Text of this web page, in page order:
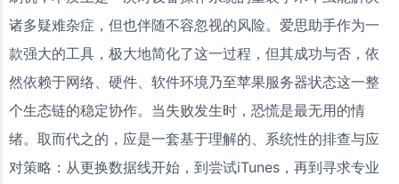
诸多疑难杂症，但也伴随不容忽视的风险。爱思助手作为一
款强大的工具，极大地简化了这一过程，但其成功与否，依
然依赖于网络、硬件、软件环境乃至苹果服务器状态这一整
个生态链的稳定协作。当失败发生时，恐慌是最无用的情
绪。取而代之的，应是一套基于理解的、系统性的排查与应
对策略：从更换数据线开始，到尝试iTunes，再到寻求专业